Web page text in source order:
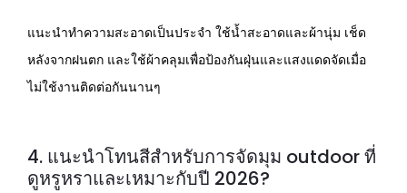
แนะนำทำความสะอาดเป็นประจำ ใช้น้ำสะอาดและผ้านุ่ม เช็ด
หลังจากฝนตก และใช้ผ้าคลุมเพื่อป้องกันฝุ่นและแสงแดดจัดเมื่อ
ไม่ใช้งานติดต่อกันนานๆ
4. แนะนำโทนสีสำหรับการจัดมุม outdoor ที่
ดูหรูหราและเหมาะกับปี 2026?